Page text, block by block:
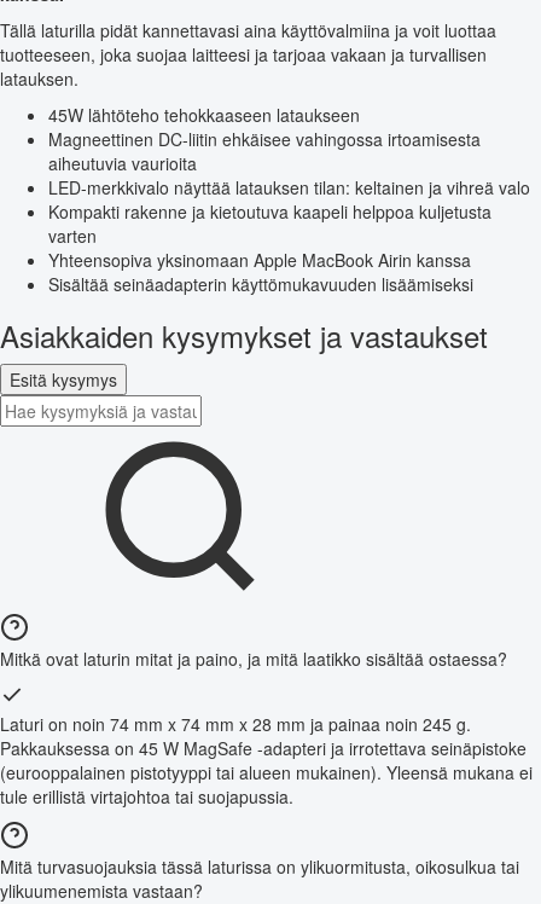
Tällä laturilla pidät kannettavasi aina käyttövalmiina ja voit luottaa
tuotteeseen, joka suojaa laitteesi ja tarjoaa vakaan ja turvallisen
latauksen.
45W lähtöteho tehokkaaseen lataukseen
Magneettinen DC-liitin ehkäisee vahingossa irtoamisesta
aiheutuvia vaurioita
LED-merkkivalo näyttää latauksen tilan: keltainen ja vihreä valo
Kompakti rakenne ja kietoutuva kaapeli helppoa kuljetusta
varten
Yhteensopiva yksinomaan Apple MacBook Airin kanssa
Sisältää seinäadapterin käyttömukavuuden lisäämiseksi
Asiakkaiden kysymykset ja vastaukset
Esitä kysymys
Mitkä ovat laturin mitat ja paino, ja mitä laatikko sisältää ostaessa?
Laturi on noin 74 mm x 74 mm x 28 mm ja painaa noin 245 g.
Pakkauksessa on 45 W MagSafe -adapteri ja irrotettava seinäpistoke
(eurooppalainen pistotyyppi tai alueen mukainen). Yleensä mukana ei
tule erillistä virtajohtoa tai suojapussia.
Mitä turvasuojauksia tässä laturissa on ylikuormitusta, oikosulkua tai
ylikuumenemista vastaan?